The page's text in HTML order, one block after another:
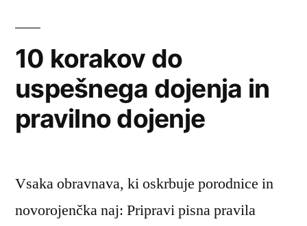
10 korakov do
uspešnega dojenja in
pravilno dojenje
Vsaka obravnava, ki oskrbuje porodnice in
novorojenčka naj: Pripravi pisna pravila